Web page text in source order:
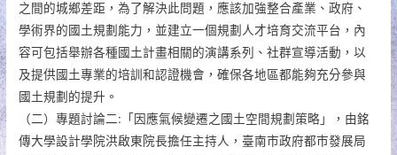
之間的城鄉差距，為了解決此問題，應該加強整合產業、政府、
學術界的國土規劃能力，並建立一個規劃人才培育交流平台，內
容可包括舉辦各種國土計畫相關的演講系列、社群宣導活動，以
及提供國土專業的培訓和認證機會，確保各地區都能夠充分參與
國土規劃的提升。
（二）專題討論二:「因應氣候變遷之國土空間規劃策略」，由銘
傳大學設計學院洪啟東院長擔任主持人，臺南市政府都市發展局